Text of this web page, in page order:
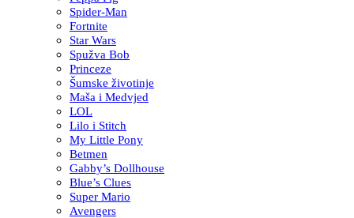
Spider-Man
Fortnite
Star Wars
Spužva Bob
Princeze
Šumske životinje
Maša i Medvjed
LOL
Lilo i Stitch
My Little Pony
Betmen
Gabby’s Dollhouse
Blue’s Clues
Super Mario
Avengers